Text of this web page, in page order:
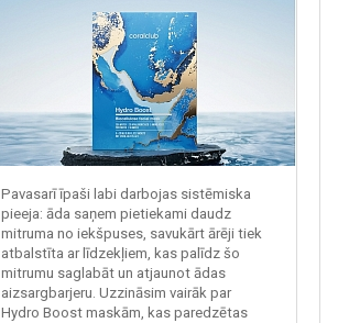
Pavasarī īpaši labi darbojas sistēmiska
pieeja: āda saņem pietiekami daudz
mitruma no iekšpuses, savukārt ārēji tiek
atbalstīta ar līdzekļiem, kas palīdz šo
mitrumu saglabāt un atjaunot ādas
aizsargbarjeru. Uzzināsim vairāk par
Hydro Boost maskām, kas paredzētas